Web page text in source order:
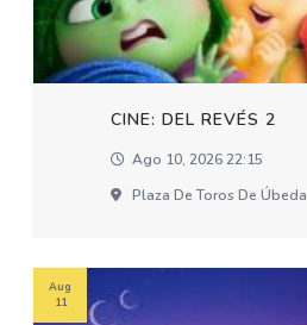
CINE: DEL REVÉS 2
Ago 10, 2026 22:15
Plaza De Toros De Úbeda
Aug
11